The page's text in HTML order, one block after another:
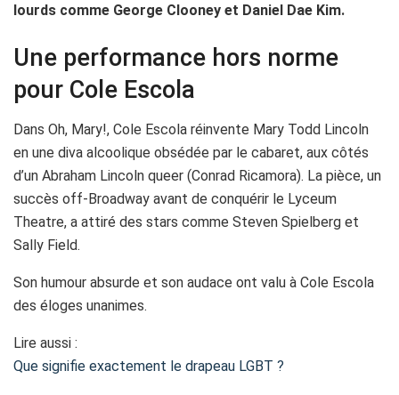
lourds comme George Clooney et Daniel Dae Kim.
Une performance hors norme
pour Cole Escola
Dans Oh, Mary!, Cole Escola réinvente Mary Todd Lincoln
en une diva alcoolique obsédée par le cabaret, aux côtés
d’un Abraham Lincoln queer (Conrad Ricamora). La pièce, un
succès off-Broadway avant de conquérir le Lyceum
Theatre, a attiré des stars comme Steven Spielberg et
Sally Field.
Son humour absurde et son audace ont valu à Cole Escola
des éloges unanimes.
Lire aussi :
Que signifie exactement le drapeau LGBT ?